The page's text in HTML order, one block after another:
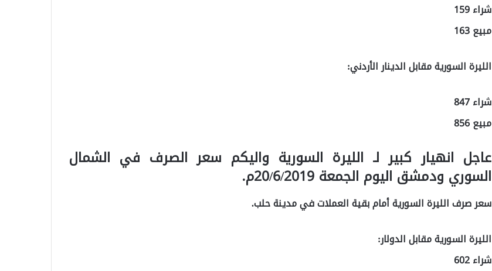
شراء 159
مبيع 163
الليرة السورية مقابل الدينار الأردني:
شراء 847
مبيع 856
عاجل انهيار كبير لـ الليرة السورية واليكم سعر الصرف في الشمال
السوري ودمشق اليوم الجمعة 20/6/2019م.
سعر صرف الليرة السورية أمام بقية العملات في مدينة حلب.
الليرة السورية مقابل الدولار:
شراء 602